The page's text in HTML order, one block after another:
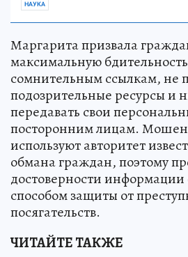
НАУКА
Маргарита призвала
максимальную
сомнительным ссылкам, не
подозрительные ресурсы и
передавать свои
посторонним лицам.
используют авторитет
обмана граждан, поэтому
достоверности
способом защиты от
посягательств.
ЧИТАЙТЕ ТАКЖЕ